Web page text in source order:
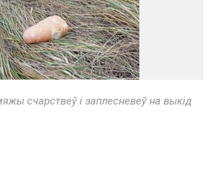
счарствеў і заплесневеў на выкід